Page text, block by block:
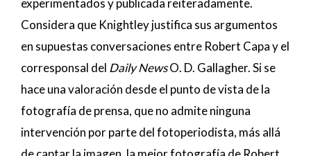
experimentados y publicada reiteradamente.
Considera que Knightley justifica sus argumentos
en supuestas conversaciones entre Robert Capa y el
corresponsal del Daily NewsO. D. Gallagher. Si se
hace una valoración desde el punto de vista de la
fotografía de prensa, que no admite ninguna
intervención por parte del fotoperiodista, más allá